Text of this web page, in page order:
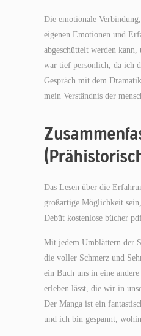
Die emotionale
eigenen Emotionen und
abgeschüttelt werden
war tief persönlich, da ich
Gespräch mit dem
mein Verständnis der
Das Lesen über die
großartige Möglichkeit
Debüt kostenlose bücher
Mit jedem Umblättern der
die voller Schmerz und
ein Buch uns in eine
erleben lässt, die wir in
Der Manga ist ein
und ich bin gespannt,